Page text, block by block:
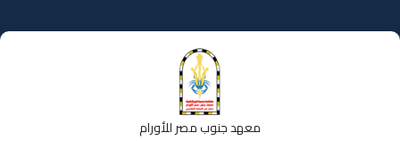
إلى
المحتوى
معهد جنوب مصر للأورام